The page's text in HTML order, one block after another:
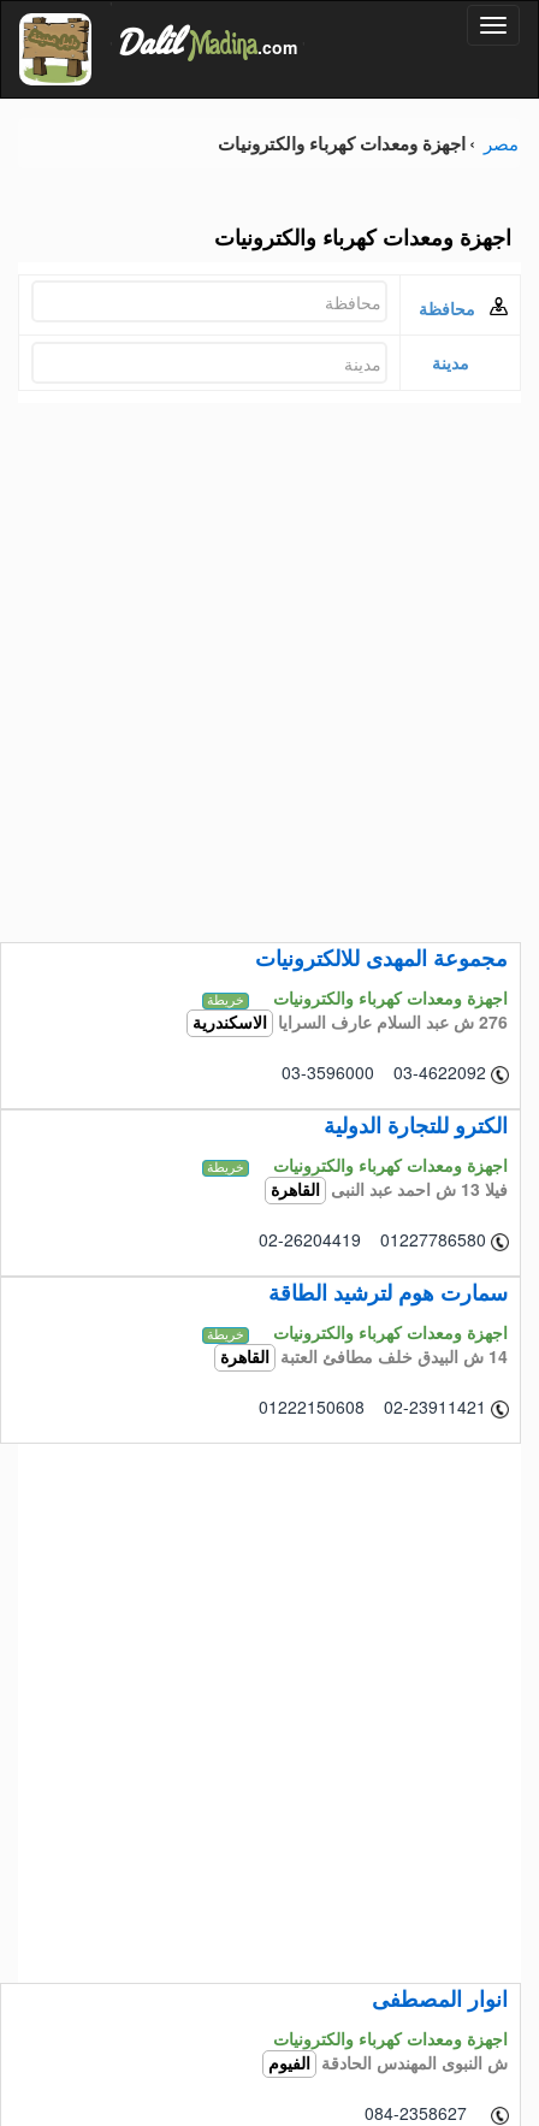
'
Dalil Madina.com
مصر اجهزة ومعدات كهرباء والكترونيات
اجهزة ومعدات كهرباء والكترونيات
محافظة
مدينة
مجموعة المهدى للالكترونيات
اجهزة ومعدات كهرباء والكترونيات خريطة
276 ش عبد السلام عارف السرايا الاسكندرية
03-3596000 03-4622092
الكترو للتجارة الدولية
اجهزة ومعدات كهرباء والكترونيات خريطة
فيلا 13 ش احمد عبد النبى القاهرة
02-26204419 01227786580
سمارت هوم لترشيد الطاقة
اجهزة ومعدات كهرباء والكترونيات خريطة
14 ش البيدق خلف مطافئ العتبة القاهرة
01222150608 02-23911421
انوار المصطفى
اجهزة ومعدات كهرباء والكترونيات
ش النبوى المهندس الحادقة
الفيوم
084-2358627